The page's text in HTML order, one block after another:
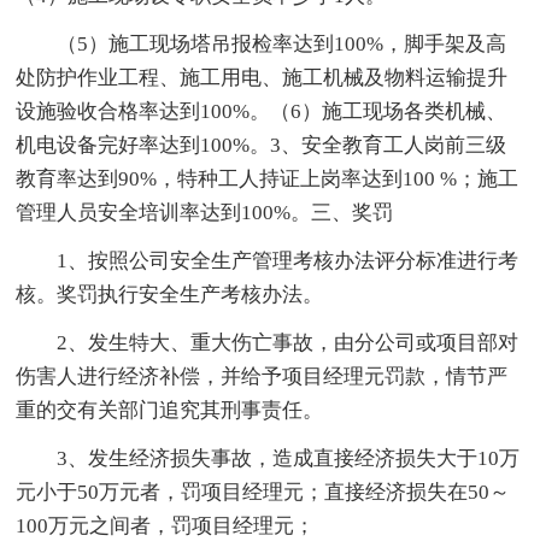
（5）施工现场塔吊报检率达到100%，脚手架及高
处防护作业工程、施工用电、施工机械及物料运输提升
设施验收合格率达到100%。（6）施工现场各类机械、
机电设备完好率达到100%。3、安全教育工人岗前三级
教育率达到90%，特种工人持证上岗率达到100 %；施工
管理人员安全培训率达到100%。三、奖罚
1、按照公司安全生产管理考核办法评分标准进行考
核。奖罚执行安全生产考核办法。
2、发生特大、重大伤亡事故，由分公司或项目部对
伤害人进行经济补偿，并给予项目经理元罚款，情节严
重的交有关部门追究其刑事责任。
3、发生经济损失事故，造成直接经济损失大于10万
元小于50万元者，罚项目经理元；直接经济损失在50～
100万元之间者，罚项目经理元；